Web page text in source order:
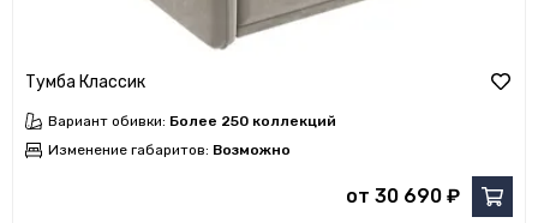
Тумба Классик
Вариант обивки: Более 250 коллекций
Изменение габаритов: Возможно
от 30 690 ₽